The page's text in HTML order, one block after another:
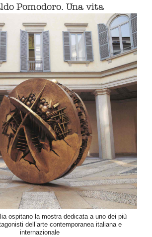
Pomodoro. Una vita
ospitano la mostra dedicata a uno dei più
dell’arte contemporanea italiana e
internazionale